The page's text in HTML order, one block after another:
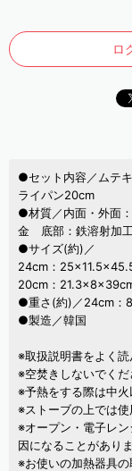
ロ
●セット内容／ムテ
ライパン20cm
●材質／内面・外面
金 底部：鉄溶射加
●サイズ(約)／
24cm：
20cm：
●重さ(約)／24cm
●製造／韓国
※取扱説明書をよく読
※空焚きしないでくだ
※予熱をする際は中火
※ストーブの上では使
※オープン・電子レ
因になることがありま
※お使いの加熱器具